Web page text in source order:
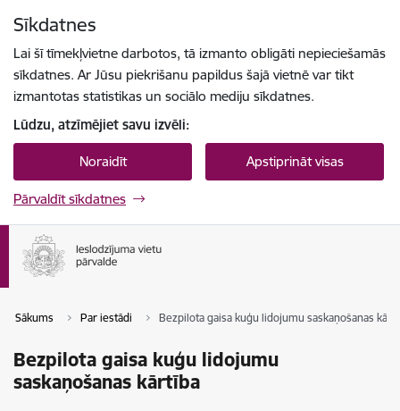
Sīkdatnes
Lai šī tīmekļvietne darbotos, tā izmanto obligāti nepieciešamās
sīkdatnes. Ar Jūsu piekrišanu papildus šajā vietnē var tikt
izmantotas statistikas un sociālo mediju sīkdatnes.
Lūdzu, atzīmējiet savu izvēli:
Noraidīt Apstiprināt visas
Pārvaldīt sīkdatnes
Sākums Par iestādi Bezpilota gaisa kuģu lidojumu saskaņošanas
Bezpilota gaisa kuģu lidojumu
saskaņošanas kārtība